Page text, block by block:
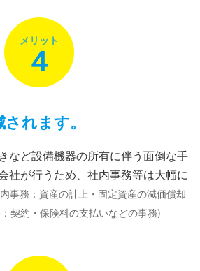
メリット
４
れます。
など設備機器の所有に伴う面倒な手
社が行うため、社内事務等は大幅に
事務：資産の計上・固定資産の減価償却
契約・保険料の支払いなどの事務)